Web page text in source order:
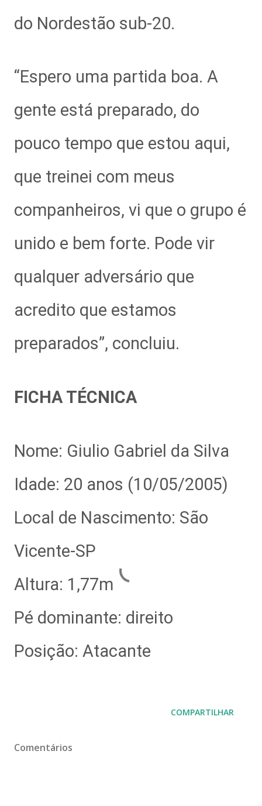
do Nordestão sub-20.
“Espero uma partida boa. A
gente está preparado, do
pouco tempo que estou aqui,
que treinei com meus
companheiros, vi que o grupo é
unido e bem forte. Pode vir
qualquer adversário que
acredito que estamos
preparados”, concluiu.
FICHA TÉCNICA
Nome: Giulio Gabriel da Silva
Idade: 20 anos (10/05/2005)
Local de Nascimento: São
Vicente-SP
Altura: 1,77m
Pé dominante: direito
Posição: Atacante
COMPARTILHAR
Comentários